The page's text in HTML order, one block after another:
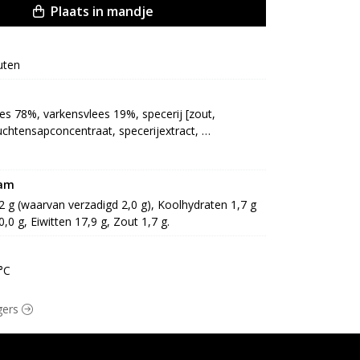
Plaats in mandje
78%, varkensvlees 19%, specerij [zout,
specerijextract,
thee extract, zonnebloemolie,
antioxidant: E301, E331, E392,
E250, E261, E252, zuurteregelaar: E262,
[TARWEmeel (GLUTEN), TARWEzemelen,
kruiden, smaakversterker: E621]
g (waarvan verzadigd 2,0 g), Koolhydraten 1,7 g
g, Eiwitten 17,9 g, Zout 1,7 g.